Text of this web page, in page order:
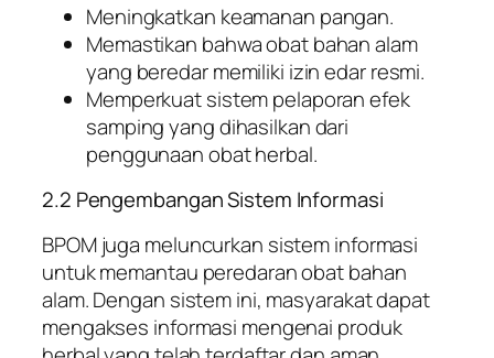
Meningkatkan keamanan pangan.
Memastikan bahwa obat bahan alam
yang beredar memiliki izin edar resmi.
Memperkuat sistem pelaporan efek
samping yang dihasilkan dari
penggunaan obat herbal.
2.2 Pengembangan Sistem Informasi
BPOM juga meluncurkan sistem informasi
untuk memantau peredaran obat bahan
alam. Dengan sistem ini, masyarakat dapat
mengakses informasi mengenai produk